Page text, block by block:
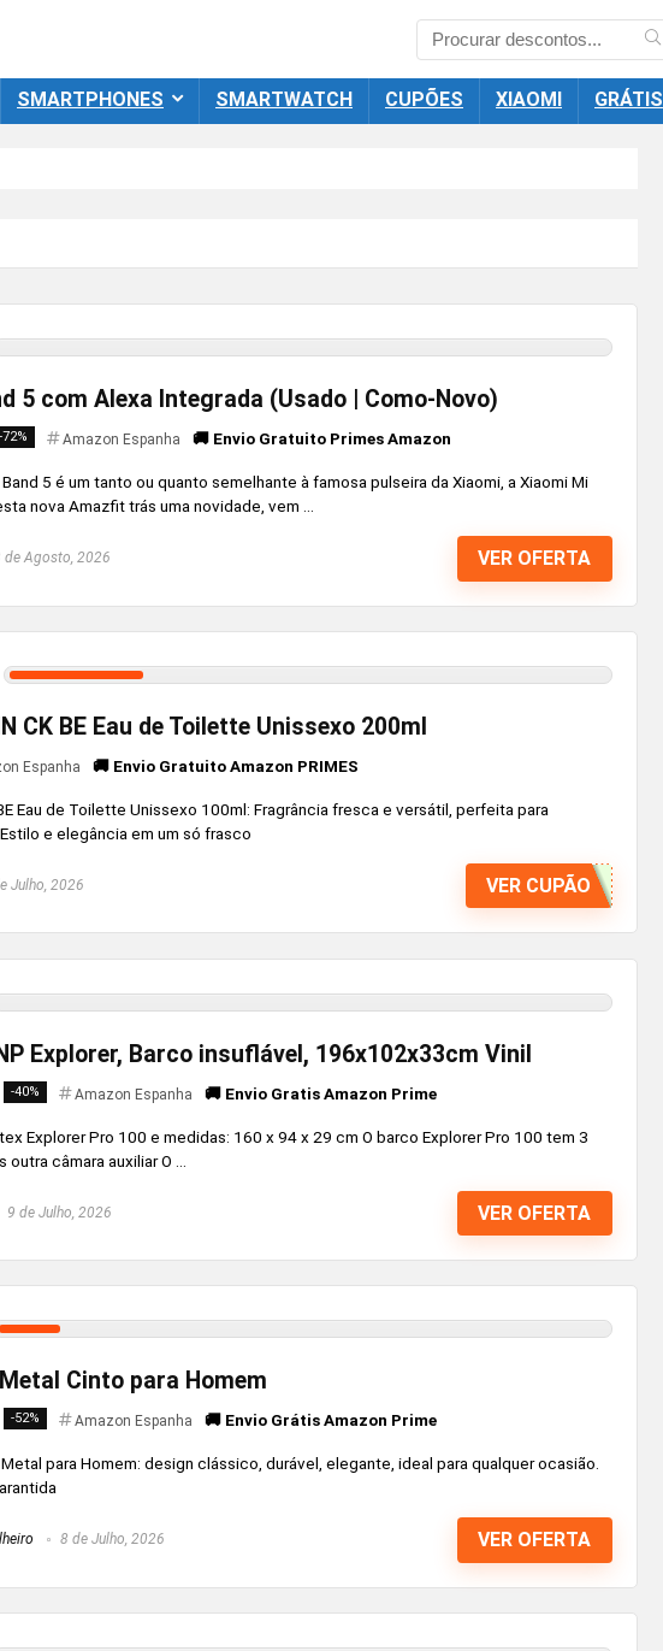
SMARTPHONES SMARTWATCH CUPÕES XIAOMI GRÁTIS
5 com Alexa Integrada (Usado | Como-Novo)
-72% Amazon Espanha 🚚 Envio Gratuito Primes Amazon
5 é um tanto ou quanto semelhante à famosa pulseira da Xiaomi, a Xiaomi Mi
nova Amazfit trás uma novidade, vem ...
de Agosto, 2026 VER OFERTA
CK BE Eau de Toilette Unissexo 200ml
Espanha 🚚 Envio Gratuito Amazon PRIMES
Eau de Toilette Unissexo 100ml: Fragrância fresca e versátil, perfeita para
e elegância em um só frasco
Julho, 2026 VER CUPÃO
Explorer, Barco insuflável, 196x102x33cm Vinil
-40% Amazon Espanha 🚚 Envio Gratis Amazon Prime
Explorer Pro 100 e medidas: 160 x 94 x 29 cm O barco Explorer Pro 100 tem 3
câmara auxiliar O ...
9 de Julho, 2026 VER OFERTA
Metal Cinto para Homem
-52% Amazon Espanha 🚚 Envio Grátis Amazon Prime
para Homem: design clássico, durável, elegante, ideal para qualquer ocasião.
8 de Julho, 2026 VER OFERTA